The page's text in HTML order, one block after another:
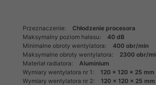
Przeznaczenie:
Chłodzenie procesora
Maksymalny poziom hałasu:
40 dB
Minimalne obroty wentylatora:
400 obr/min
Maksymalne obroty wentylatora:
2300 obr/
Materiał radiatora:
Aluminium
Wymiary wentylatora nr 1:
120 x 120 x 25 mm
Wymiary wentylatora nr 2:
120 x 120 x 25 mm